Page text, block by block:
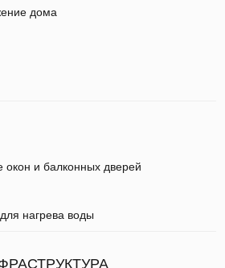
дома
окон и балконных дверей
нагрева воды